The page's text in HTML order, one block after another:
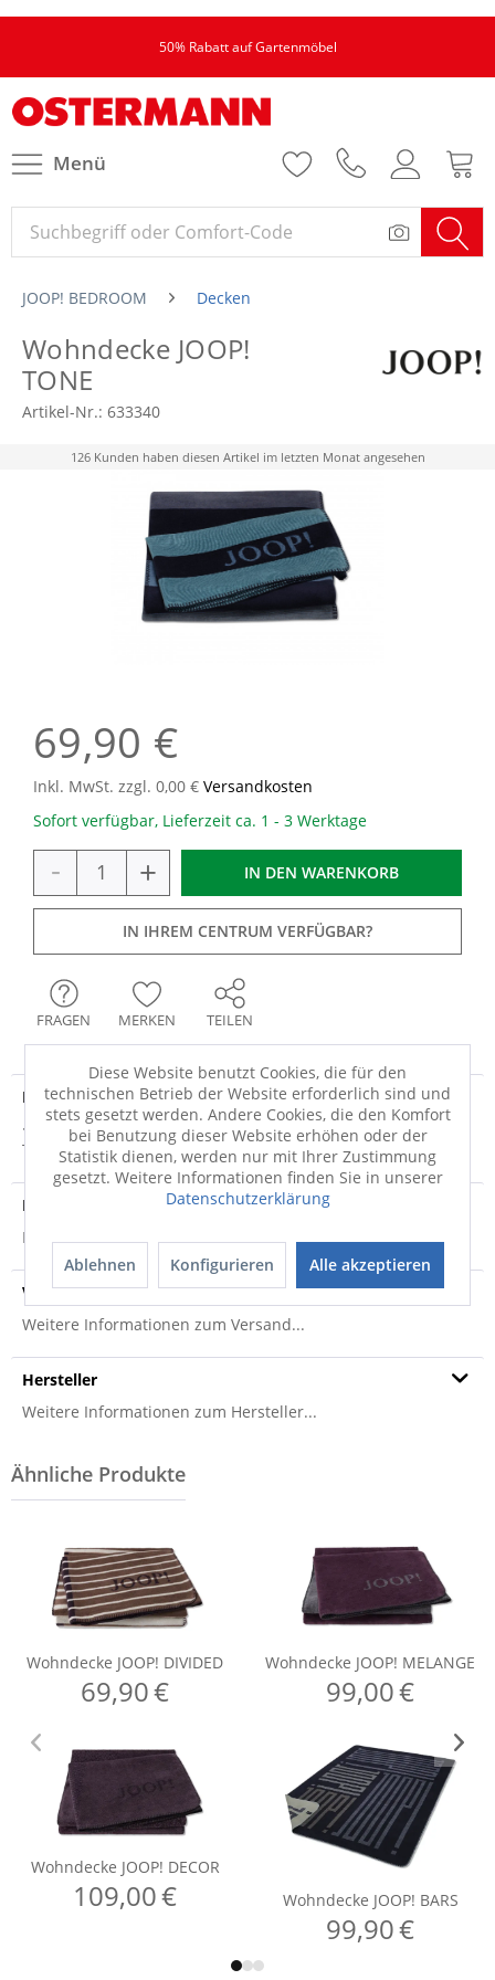
50% Rabatt auf Gartenmöbel
Menü
JOOP! BEDROOM Decken
Wohndecke JOOP!
TONE
Artikel-Nr.: 633340
126 Kunden haben diesen Artikel im letzten Monat angesehen
69,90 €
Inkl. MwSt. zzgl. 0,00 € Versandkosten
Sofort verfügbar, Lieferzeit ca. 1 - 3 Werktage
- + IN DEN WARENKORB
IN IHREM CENTRUM VERFÜGBAR?
FRAGEN MERKEN TEILEN
Produktdetails
· blau · 58% Baumwolle, 35% Polyacryl, 7% Polyester ·
Textiles Vertrauen-Ökotex Made in Green... mehr
Produktsicherheit
Produktsicherheit
Versandinfo
Weitere Informationen zum Versand...
Hersteller
Weitere Informationen zum Hersteller...
Diese Website benutzt Cookies, die für den
technischen Betrieb der Website erforderlich sind und
stets gesetzt werden. Andere Cookies, die den Komfort
bei Benutzung dieser Website erhöhen oder der
Statistik dienen, werden nur mit Ihrer Zustimmung
gesetzt. Weitere Informationen finden Sie in unserer
Datenschutzerklärung
Ablehnen Konfigurieren Alle akzeptieren